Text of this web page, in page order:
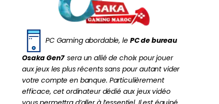
PC Gaming abordable, le PC de bureau
Osaka Gen7 sera un allié de choix pour jouer
aux jeux les plus récents sans pour autant vider
votre compte en banque. Particulièrement
efficace, cet ordinateur dédié aux jeux vidéo